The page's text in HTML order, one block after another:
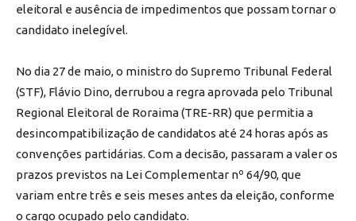
eleitoral e ausência de impedimentos que possam tornar o
candidato inelegível.
No dia 27 de maio, o ministro do Supremo Tribunal Federal
(STF), Flávio Dino, derrubou a regra aprovada pelo Tribunal
Regional Eleitoral de Roraima (TRE-RR) que permitia a
desincompatibilização de candidatos até 24 horas após as
convenções partidárias. Com a decisão, passaram a valer os
prazos previstos na Lei Complementar nº 64/90, que
variam entre três e seis meses antes da eleição, conforme
o cargo ocupado pelo candidato.